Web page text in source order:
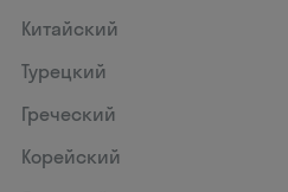
Китайский
Турецкий
Греческий
Корейский